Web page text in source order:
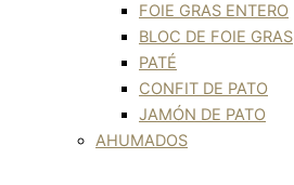
FOIE GRAS ENTERO
BLOC DE FOIE GRAS
PATÉ
CONFIT DE PATO
JAMÓN DE PATO
AHUMADOS